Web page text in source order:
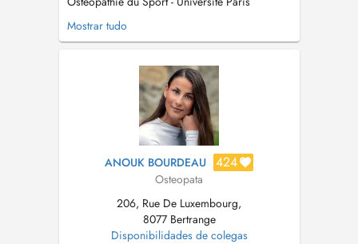
Nanterre Diplômé ASD/SFDN Dry Needling -
David G. Simons Academy Spécialisé dans les
prévention des pathologies du sportif.
Engagements dans des clubs et/ou organisati...
Mostrar tudo
ANOUK BOURDEAU 424
Osteopata
206, Rue De Luxembourg,
8077 Bertrange
Disponibilidades de colegas